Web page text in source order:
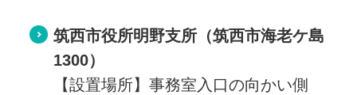
筑西市役所明野支所（筑西市海老ケ島
1300）
【設置場所】事務室入口の向かい側